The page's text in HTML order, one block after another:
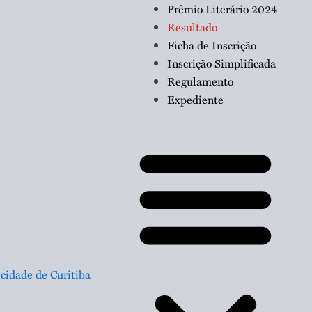
Prêmio Literário 2024
Resultado
Ficha de Inscrição
Inscrição Simplificada
Regulamento
Expediente
Menu